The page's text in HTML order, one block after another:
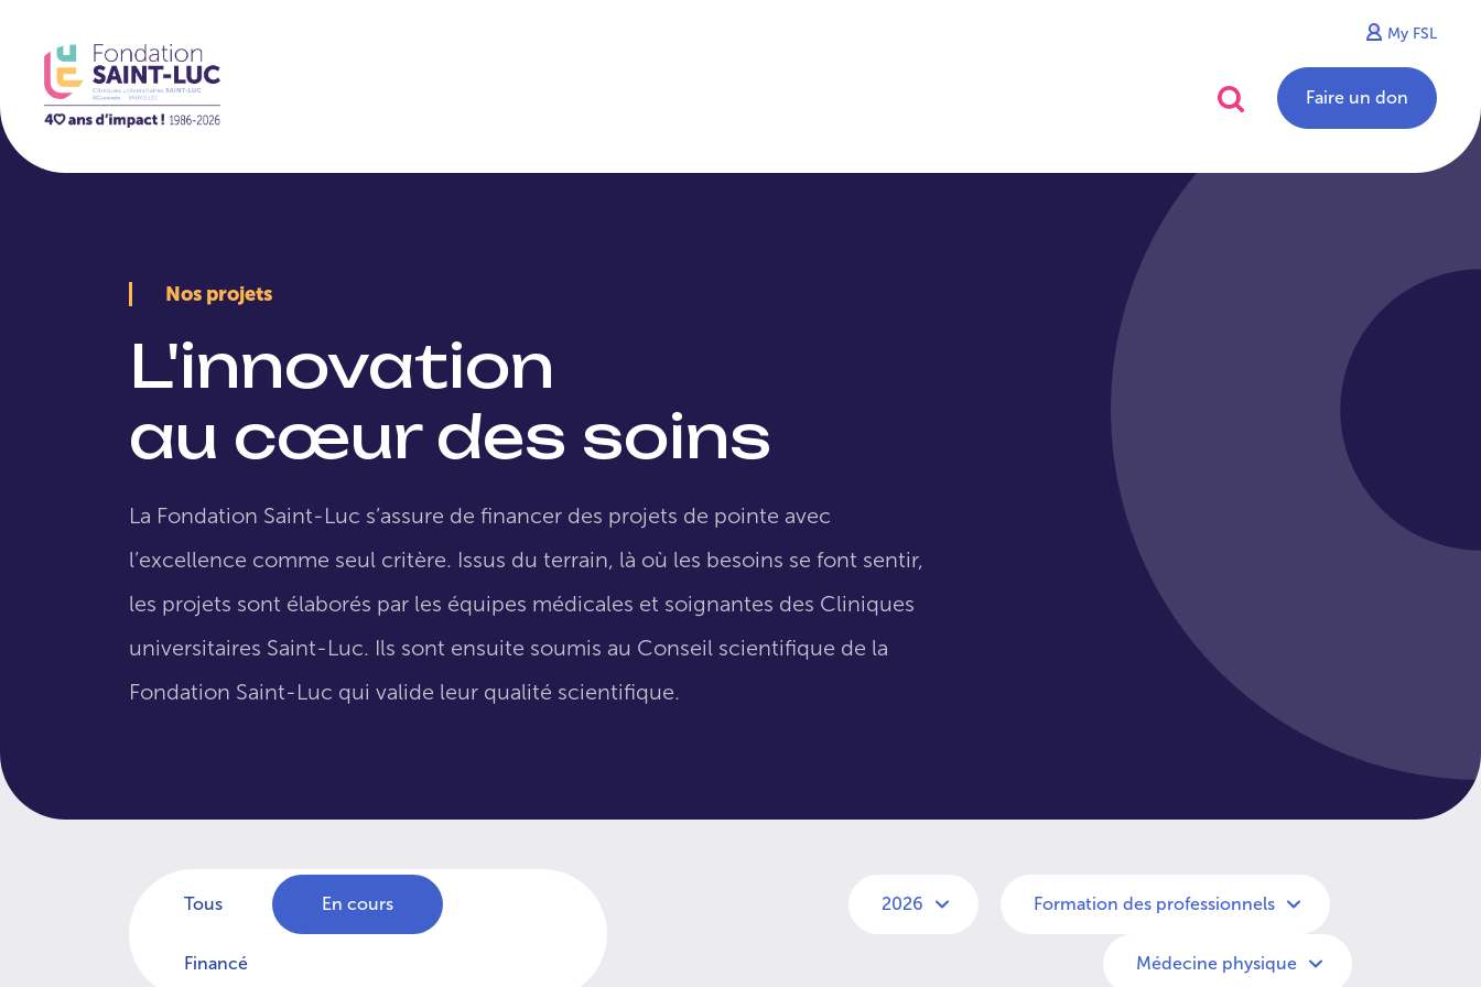
My FSL
Faire un don
Nos projets
L'innovation
au cœur des soins
La Fondation Saint-Luc s’assure de financer des projets de pointe avec
l’excellence comme seul critère. Issus du terrain, là où les besoins se font sentir,
les projets sont élaborés par les équipes médicales et soignantes des Cliniques
universitaires Saint-Luc. Ils sont ensuite soumis au Conseil scientifique de la
Fondation Saint-Luc qui valide leur qualité scientifique.
Tous En cours
Financé
2026 Formation des professionnels
Médecine physique